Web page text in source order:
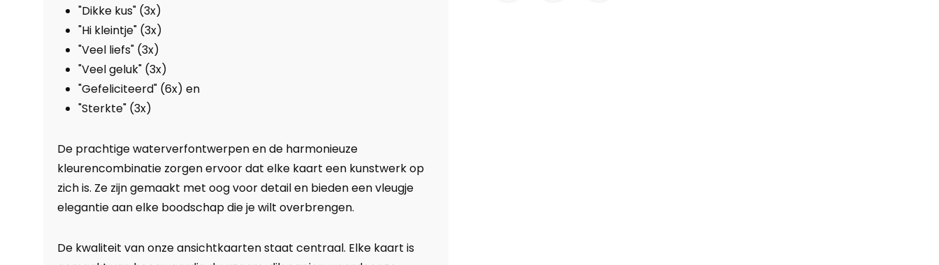
"Dikke kus" (3x)
"Hi kleintje" (3x)
"Veel liefs" (3x)
"Veel geluk" (3x)
"Gefeliciteerd" (6x) en
"Sterkte" (3x)
De prachtige waterverfontwerpen en de harmonieuze
kleurencombinatie zorgen ervoor dat elke kaart een kunstwerk op
zich is. Ze zijn gemaakt met oog voor detail en bieden een vleugje
elegantie aan elke boodschap die je wilt overbrengen.
De kwaliteit van onze ansichtkaarten staat centraal. Elke kaart is